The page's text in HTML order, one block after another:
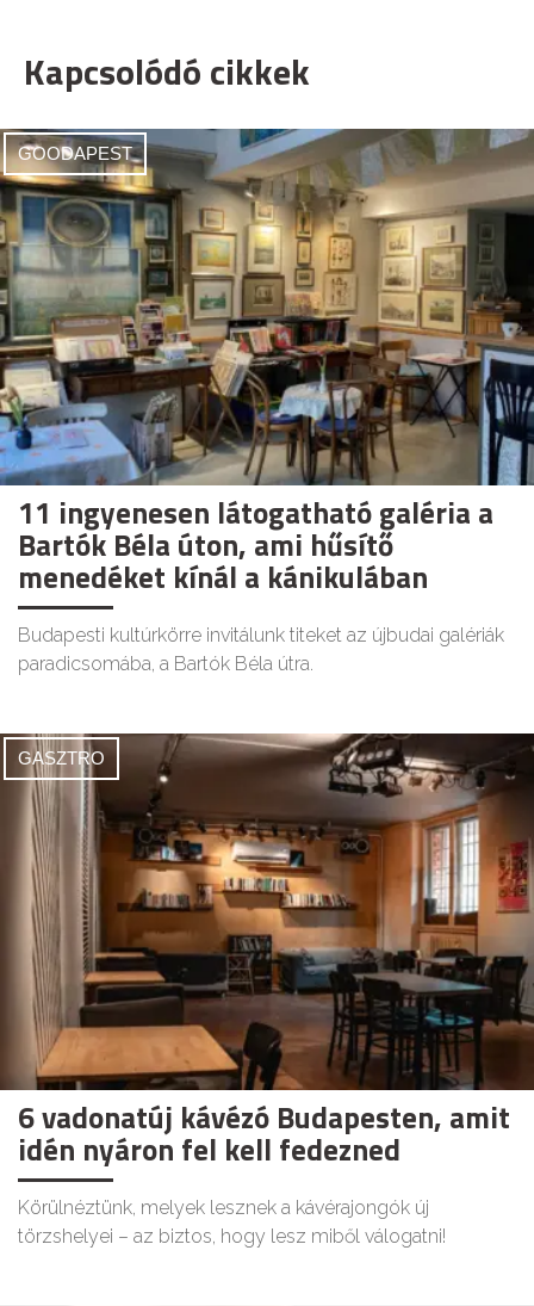
Kapcsolódó cikkek
GOODAPEST
11 ingyenesen látogatható galéria a
Bartók Béla úton, ami hűsítő
menedéket kínál a kánikulában
Budapesti kultúrkörre invitálunk titeket az újbudai galériák
paradicsomába, a Bartók Béla útra.
GASZTRO
6 vadonatúj kávézó Budapesten, amit
idén nyáron fel kell fedezned
Körülnéztünk, melyek lesznek a kávérajongók új
törzshelyei – az biztos, hogy lesz miből válogatni!